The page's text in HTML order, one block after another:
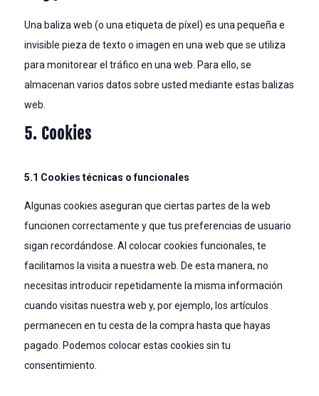
Una baliza web (o una etiqueta de píxel) es una pequeña e
invisible pieza de texto o imagen en una web que se utiliza
para monitorear el tráfico en una web. Para ello, se
almacenan varios datos sobre usted mediante estas balizas
web.
5. Cookies
5.1 Cookies técnicas o funcionales
Algunas cookies aseguran que ciertas partes de la web
funcionen correctamente y que tus preferencias de usuario
sigan recordándose. Al colocar cookies funcionales, te
facilitamos la visita a nuestra web. De esta manera, no
necesitas introducir repetidamente la misma información
cuando visitas nuestra web y, por ejemplo, los artículos
permanecen en tu cesta de la compra hasta que hayas
pagado. Podemos colocar estas cookies sin tu
consentimiento.